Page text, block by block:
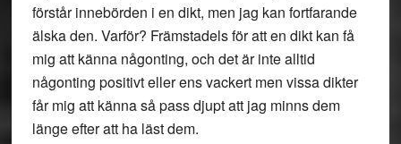
förstår innebörden i en dikt, men jag kan fortfarande
älska den. Varför? Främstadels för att en dikt kan få
mig att känna någonting, och det är inte alltid
någonting positivt eller ens vackert men vissa dikter
får mig att känna så pass djupt att jag minns dem
länge efter att ha läst dem.